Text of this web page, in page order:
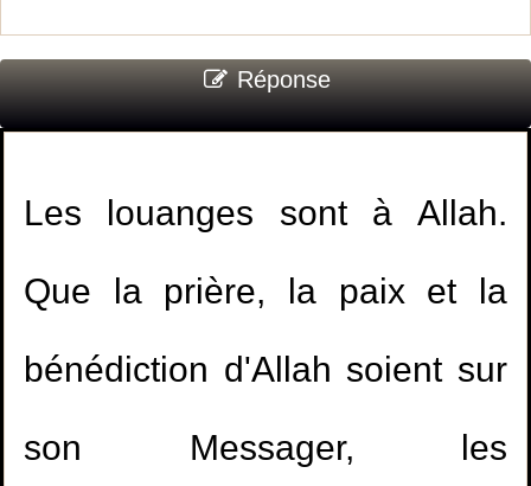
Réponse
Les louanges sont à Allah.
Que la prière, la paix et la
bénédiction d'Allah soient sur
son Messager, les